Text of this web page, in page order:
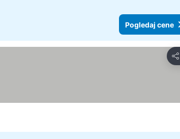
Pogledaj cene
Deli